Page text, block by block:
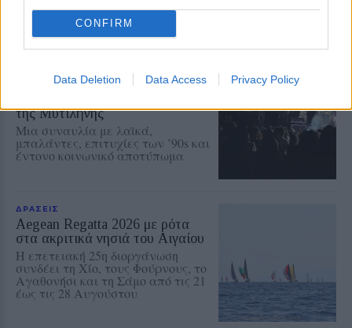
CONFIRM
Data Deletion Data Access Privacy Policy
Μια ξεχωριστή μουσική βραδιά
της Μυτιλήνης
Μια συναυλία με λαϊκά,
μπαλάντες, επιτυχίες των ’90s και
έντονο κοινωνικό αποτύπωμα
ΔΡΑΣΕΙΣ
Aegean Regatta 2026 με ρότα
στα ακριτικά νησιά του Αιγαίου
Η επετειακή 25η διοργάνωση
συνδέει τη Χίο, τους Φούρνους, το
Αγαθονήσι και τη Σάμο από τις 21
έως τις 28 Αυγούστου